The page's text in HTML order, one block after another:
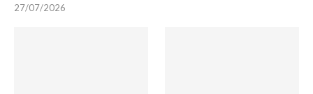
27/07/2026